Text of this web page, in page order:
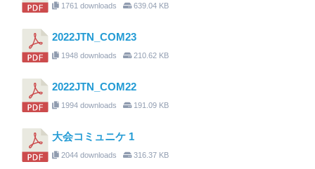
1761 downloads 639.04 KB
2022JTN_COM23
1948 downloads 210.62 KB
2022JTN_COM22
1994 downloads 191.09 KB
大会コミュニケ 1
2044 downloads 316.37 KB